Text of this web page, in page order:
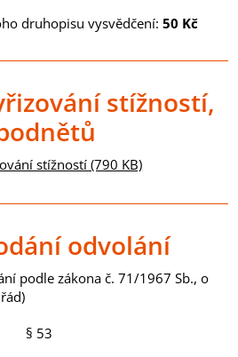
druhopisu vysvědčení:50 Kč
stížností,
stížností (790 KB)
odvolání
podle zákona č. 71/1967 Sb., o
§ 53